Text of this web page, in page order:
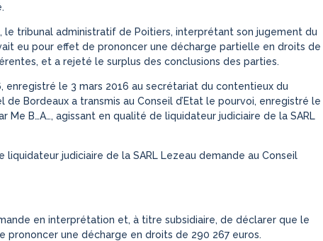
le tribunal administratif de Poitiers, interprétant son jugement du
eu pour effet de prononcer une décharge partielle en droits de
et a rejeté le surplus des conclusions des parties.
enregistré le 3 mars 2016 au secrétariat du contentieux du
de Bordeaux a transmis au Conseil d’Etat le pourvoi, enregistré le
Me B…A…, agissant en qualité de liquidateur judiciaire de la SARL
liquidateur judiciaire de la SARL Lezeau demande au Conseil
en interprétation et, à titre subsidiaire, de déclarer que le
prononcer une décharge en droits de 290 267 euros.